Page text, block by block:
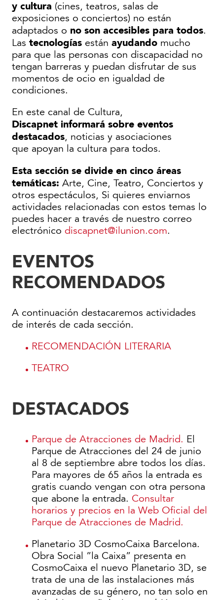
y cultura (cines, teatros, salas de
exposiciones o conciertos) no están
adaptados o no son accesibles para todos.
Las tecnologías están ayudando mucho
para que las personas con discapacidad no
tengan barreras y puedan disfrutar de sus
momentos de ocio en igualdad de
condiciones.
En este canal de Cultura,
Discapnet informará sobre eventos
destacados, noticias y asociaciones
que apoyan la cultura para todos.
Esta sección se divide en cinco áreas
temáticas: Arte, Cine, Teatro, Conciertos y
otros espectáculos, Si quieres enviarnos
actividades relacionadas con estos temas lo
puedes hacer a través de nuestro correo
electrónico discapnet@ilunion.com.
EVENTOS
RECOMENDADOS
A continuación destacaremos actividades
de interés de cada sección.
RECOMENDACIÓN LITERARIA
TEATRO
DESTACADOS
Parque de Atracciones de Madrid. El
Parque de Atracciones del 24 de junio
al 8 de septiembre abre todos los días.
Para mayores de 65 años la entrada es
gratis cuando vengan con otra persona
que abone la entrada. Consultar
horarios y precios en la Web Oficial del
Parque de Atracciones de Madrid.
Planetario 3D CosmoCaixa Barcelona.
Obra Social ”la Caixa” presenta en
CosmoCaixa el nuevo Planetario 3D, se
trata de una de las instalaciones más
avanzadas de su género, no tan solo en